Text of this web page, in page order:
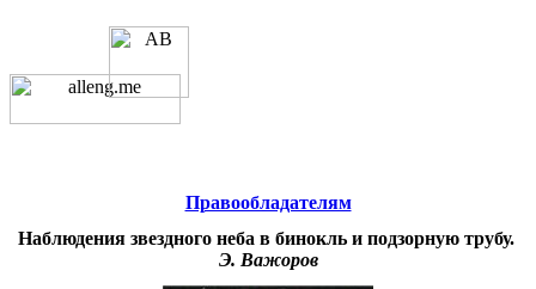
Правообладателям
Наблюдения звездного неба в бинокль и подзорную трубу.
Э. Важоров